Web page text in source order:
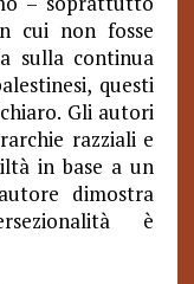
cui non fosse
sulla continua
questi
Gli autori
razziali e
in base a un
dimostra
è